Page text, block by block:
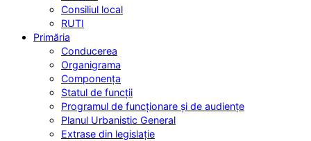
Consiliul local
RUTI
Primăria
Conducerea
Organigrama
Componența
Statul de funcții
Programul de funcționare și de audiențe
Planul Urbanistic General
Extrase din legislație